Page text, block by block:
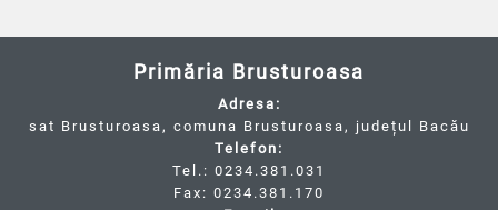
Primăria Brusturoasa
Adresa:
sat Brusturoasa, comuna Brusturoasa, județul Bacău
Telefon:
Tel.: 0234.381.031
Fax: 0234.381.170